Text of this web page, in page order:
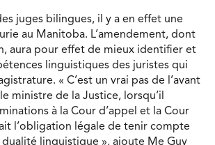
juges bilingues, il y a en effet une
au Manitoba. L’amendement, dont
aura pour effet de mieux identifier et
linguistiques des juristes qui
« C’est un vrai pas de l’avant
ministre de la Justice, lorsqu’il
à la Cour d’appel et la Cour
l’obligation légale de tenir compte
dualité linguistique », ajoute Me Guy